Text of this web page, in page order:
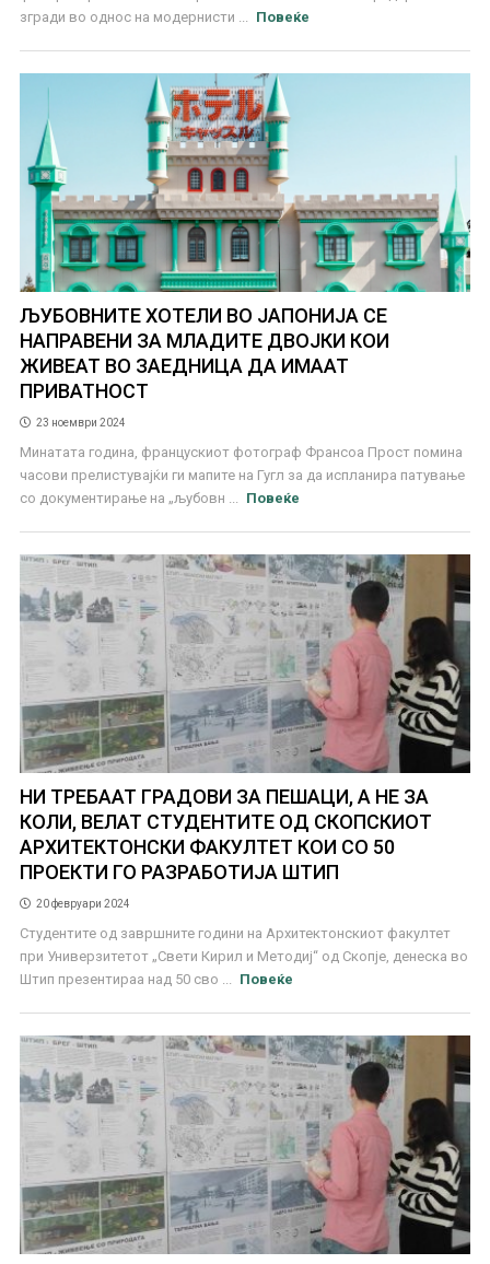
згради во однос на модернисти ...
Повеќе
ЉУБОВНИТЕ ХОТЕЛИ ВО ЈАПОНИЈА СЕ
НАПРАВЕНИ ЗА МЛАДИТЕ ДВОЈКИ КОИ
ЖИВЕАТ ВО ЗАЕДНИЦА ДА ИМААТ
ПРИВАТНОСТ
23 ноември 2024
Минатата година, францускиот фотограф Франсоа Прост помина
часови прелистувајќи ги мапите на Гугл за да испланира патување
со документирање на „љубовн ...
Повеќе
НИ ТРЕБААТ ГРАДОВИ ЗА ПЕШАЦИ, А НЕ ЗА
КОЛИ, ВЕЛАТ СТУДЕНТИТЕ ОД СКОПСКИОТ
АРХИТЕКТОНСКИ ФАКУЛТЕТ КОИ СО 50
ПРОЕКТИ ГО РАЗРАБОТИЈА ШТИП
20 февруари 2024
Студентите од завршните години на Архитектонскиот факултет
при Универзитетот „Свети Кирил и Методиј“ од Скопје, денеска во
Штип презентираа над 50 сво ...
Повеќе